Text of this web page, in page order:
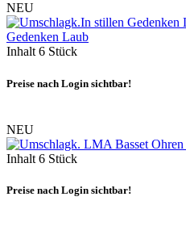
NEU
Gedenken Laub
Inhalt 6 Stück
Preise nach Login sichtbar!
NEU
Inhalt 6 Stück
Preise nach Login sichtbar!